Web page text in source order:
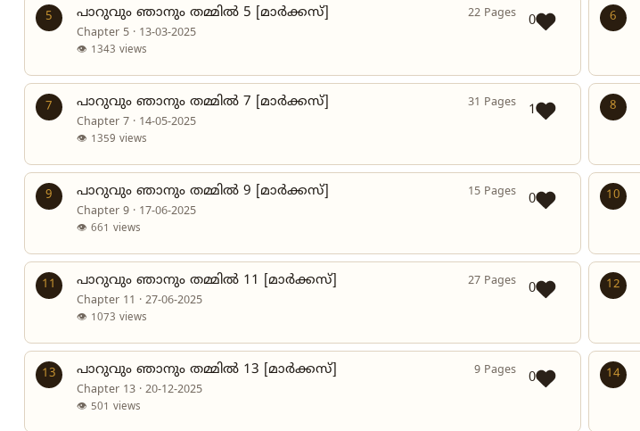
5 പാറുവും ഞാനും തമ്മിൽ 5 [മാർക്കസ്]
22 Pages
Chapter 5 · 13-03-2025
👁 1343 views
0 6
7 പാറുവും ഞാനും തമ്മിൽ 7 [മാർക്കസ്]
31 Pages
Chapter 7 · 14-05-2025
👁 1359 views
1 8
9 പാറുവും ഞാനും തമ്മിൽ 9 [മാർക്കസ്]
15 Pages
Chapter 9 · 17-06-2025
👁 661 views
0 10
11 പാറുവും ഞാനും തമ്മിൽ 11 [മാർക്കസ്]
27 Pages
Chapter 11 · 27-06-2025
👁 1073 views
0 12
13 പാറുവും ഞാനും തമ്മിൽ 13 [മാർക്കസ്]
9 Pages
Chapter 13 · 20-12-2025
👁 501 views
0 14